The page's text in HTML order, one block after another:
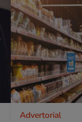
Advertorial